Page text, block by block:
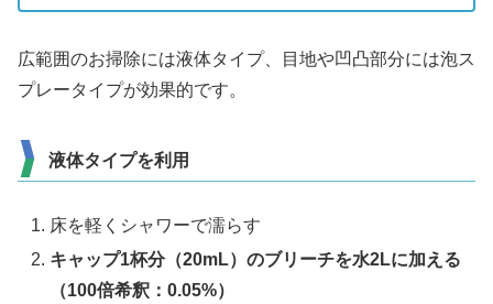
広範囲のお掃除には液体タイプ、目地や凹凸部分には泡ス
プレータイプが効果的です。
液体タイプを利用
床を軽くシャワーで濡らす
キャップ1杯分（20mL）のブリーチを水2Lに加える
（100倍希釈 ：0.05%）